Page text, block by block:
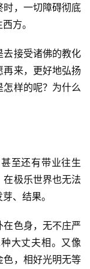
时，一切障碍彻底
方。
去接受诸佛的教化
来，更好地弘扬
样的呢？为什么
至还有带业往生
极乐世界也无法
、结果。
色身，无不庄严
大丈夫相。又像
色，相好光明无等